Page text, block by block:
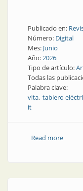
Publicado en:
Número: Digital
Mes: Junio
Año:2026
Tipo de artículo:
Todas las
Palabra clave:
vita tablero
it
Read moreabout